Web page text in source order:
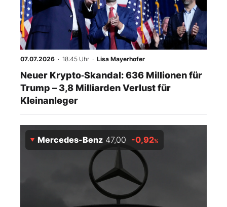
07.07.2026 · 18:45 Uhr · Lisa Mayerhofer
Neuer Krypto‑Skandal: 636 Millionen für
Trump – 3,8 Milliarden Verlust für
Kleinanleger
Mercedes-Benz 47,00 -0,92%